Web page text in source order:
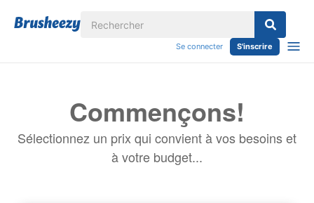
Se connecter S'inscrire
Commençons!
Sélectionnez un prix qui convient à vos besoins et
à votre budget...